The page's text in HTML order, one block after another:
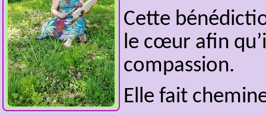
Cette
le cœur afin
compassion.
Elle fait